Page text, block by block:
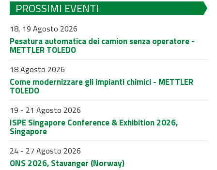
PROSSIMI EVENTI
18, 19 Agosto 2026
Pesatura automatica dei camion senza operatore -
METTLER TOLEDO
18 Agosto 2026
Come modernizzare gli impianti chimici - METTLER
TOLEDO
19 - 21 Agosto 2026
ISPE Singapore Conference & Exhibition 2026,
Singapore
24 - 27 Agosto 2026
ONS 2026, Stavanger (Norway)